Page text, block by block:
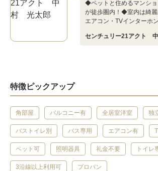
◆ペットと住めるマンシ
が徒歩圏内！◆室内は綺
エアコン・TVインターホ
センチュリー21アクト
特徴ピックアップ
角部屋 バルコニー有 全居室洋室 独
バストイレ別 バス専用 エアコン有
ペット可 照明器具 礼金不要 トイレ
3沿線以上利用可 プロパン